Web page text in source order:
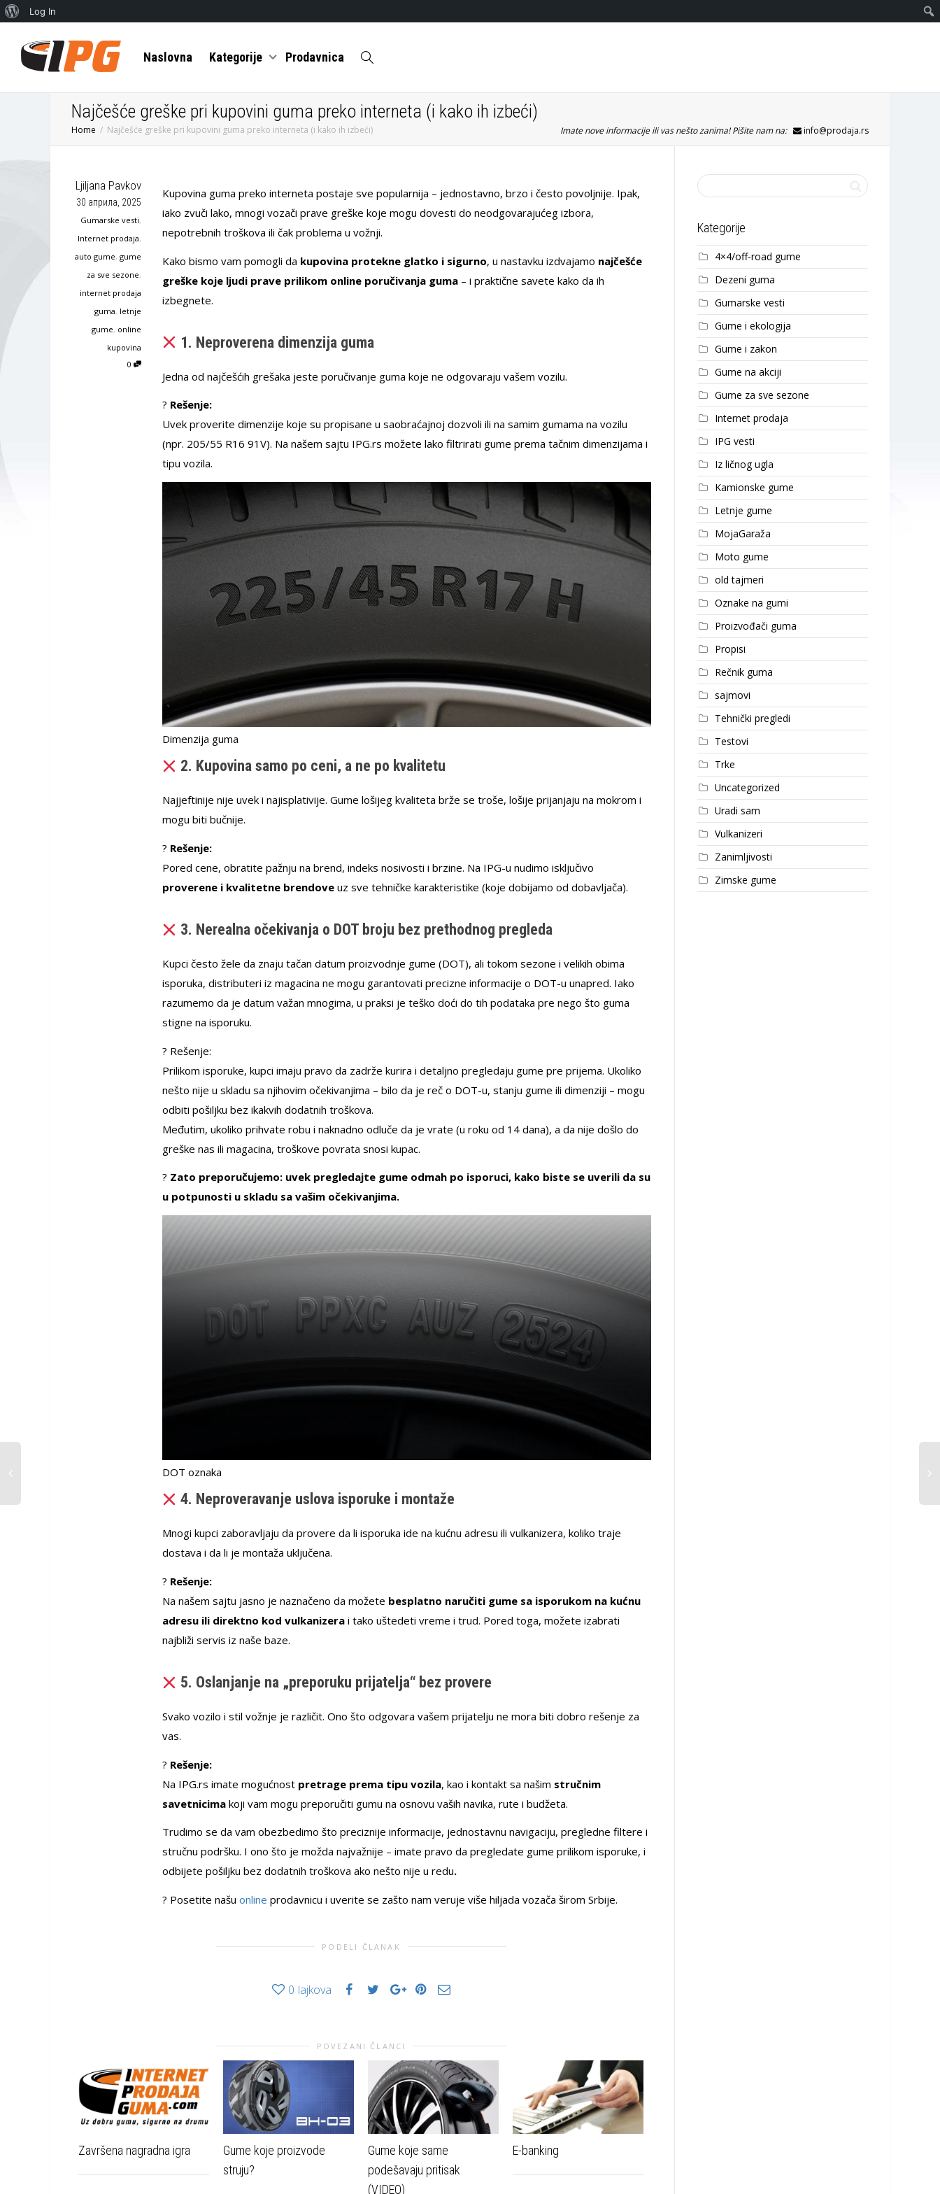
Log In
Naslovna Kategorije Prodavnica
Najčešće greške pri kupovini guma preko interneta (i kako ih izbeći)
Home Najčešće greške pri kupovini guma preko interneta (i kako ih izbeći) Imate nove informacije ili vas nešto zanima! Pišite nam na: info@prodaja.rs
Ljiljana Pavkov
30 априла, 2025
Gumarske vesti,
Internet prodaja,
auto gume, gume
za sve sezone,
internet prodaja
guma, letnje
gume, online
kupovina
0
Kupovina guma preko interneta postaje sve popularnija – jednostavno, brzo i često povoljnije. Ipak,
iako zvuči lako, mnogi vozači prave greške koje mogu dovesti do neodgovarajućeg izbora,
nepotrebnih troškova ili čak problema u vožnji.
Kako bismo vam pomogli da kupovina protekne glatko i sigurno, u nastavku izdvajamo najčešće
greške koje ljudi prave prilikom online poručivanja guma – i praktične savete kako da ih
izbegnete.
1. Neproverena dimenzija guma
Jedna od najčešćih grešaka jeste poručivanje guma koje ne odgovaraju vašem vozilu.
? Rešenje:
Uvek proverite dimenzije koje su propisane u saobraćajnoj dozvoli ili na samim gumama na vozilu
(npr. 205/55 R16 91V). Na našem sajtu IPG.rs možete lako filtrirati gume prema tačnim dimenzijama i
tipu vozila.
Dimenzija guma
2. Kupovina samo po ceni, a ne po kvalitetu
Najjeftinije nije uvek i najisplativije. Gume lošijeg kvaliteta brže se troše, lošije prijanjaju na mokrom i
mogu biti bučnije.
? Rešenje:
Pored cene, obratite pažnju na brend, indeks nosivosti i brzine. Na IPG-u nudimo isključivo
proverene i kvalitetne brendove uz sve tehničke karakteristike (koje dobijamo od dobavljača).
3. Nerealna očekivanja o DOT broju bez prethodnog pregleda
Kupci često žele da znaju tačan datum proizvodnje gume (DOT), ali tokom sezone i velikih obima
isporuka, distributeri iz magacina ne mogu garantovati precizne informacije o DOT-u unapred. Iako
razumemo da je datum važan mnogima, u praksi je teško doći do tih podataka pre nego što guma
stigne na isporuku.
? Rešenje:
Prilikom isporuke, kupci imaju pravo da zadrže kurira i detaljno pregledaju gume pre prijema. Ukoliko
nešto nije u skladu sa njihovim očekivanjima – bilo da je reč o DOT-u, stanju gume ili dimenziji – mogu
odbiti pošiljku bez ikakvih dodatnih troškova.
Međutim, ukoliko prihvate robu i naknadno odluče da je vrate (u roku od 14 dana), a da nije došlo do
greške nas ili magacina, troškove povrata snosi kupac.
? Zato preporučujemo: uvek pregledajte gume odmah po isporuci, kako biste se uverili da su
u potpunosti u skladu sa vašim očekivanjima.
DOT oznaka
4. Neproveravanje uslova isporuke i montaže
Mnogi kupci zaboravljaju da provere da li isporuka ide na kućnu adresu ili vulkanizera, koliko traje
dostava i da li je montaža uključena.
? Rešenje:
Na našem sajtu jasno je naznačeno da možete besplatno naručiti gume sa isporukom na kućnu
adresu ili direktno kod vulkanizera i tako uštedeti vreme i trud. Pored toga, možete izabrati
najbliži servis iz naše baze.
5. Oslanjanje na „preporuku prijatelja“ bez provere
Svako vozilo i stil vožnje je različit. Ono što odgovara vašem prijatelju ne mora biti dobro rešenje za
vas.
? Rešenje:
Na IPG.rs imate mogućnost pretrage prema tipu vozila, kao i kontakt sa našim stručnim
savetnicima koji vam mogu preporučiti gumu na osnovu vaših navika, rute i budžeta.
Trudimo se da vam obezbedimo što preciznije informacije, jednostavnu navigaciju, pregledne filtere i
stručnu podršku. I ono što je možda najvažnije – imate pravo da pregledate gume prilikom isporuke, i
odbijete pošiljku bez dodatnih troškova ako nešto nije u redu.
? Posetite našu online prodavnicu i uverite se zašto nam veruje više hiljada vozača širom Srbije.
PODELI ČLANAK
0 lajkova
POVEZANI ČLANCI
Završena nagradna igra
Gume koje proizvode
struju?
Gume koje same
podešavaju pritisak
(VIDEO)
E-banking
Kategorije
4×4/off-road gume
Dezeni guma
Gumarske vesti
Gume i ekologija
Gume i zakon
Gume na akciji
Gume za sve sezone
Internet prodaja
IPG vesti
Iz ličnog ugla
Kamionske gume
Letnje gume
MojaGaraža
Moto gume
old tajmeri
Oznake na gumi
Proizvođači guma
Propisi
Rečnik guma
sajmovi
Tehnički pregledi
Testovi
Trke
Uncategorized
Uradi sam
Vulkanizeri
Zanimljivosti
Zimske gume